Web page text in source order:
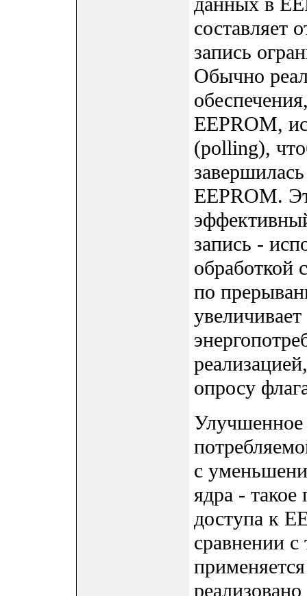
составляет
запись
Обычно
EEPROM,
(polling),
EEPROM.
запись -
обработкой
по
опросу
Улучшенное
с
ядра -
доступа к
сравнении